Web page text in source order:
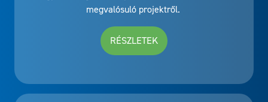
megvalósuló projektről.
RÉSZLETEK